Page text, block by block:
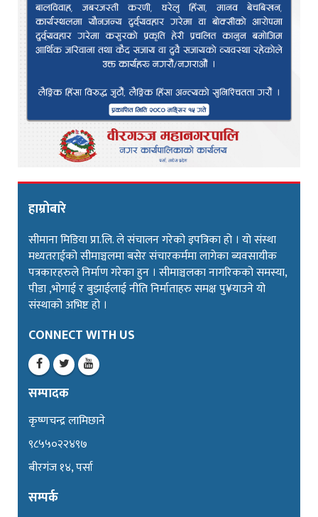
हाम्रोबारे
सीमाना मिडिया प्रा.लि. ले संचालन गरेको इपत्रिका हो । यो संस्था
मध्यतराईको सीमाञ्चलमा बसेर संचारकर्ममा लागेका ब्यवसायीक
पत्रकारहरुले निर्माण गरेका हुन । सीमाञ्चलका नागरिकको समस्या,
पीडा ,भोगाई र बुझाईलाई नीति निर्माताहरु समक्ष पु¥याउने यो
संस्थाको अभिष्ट हो ।
CONNECT WITH US
सम्पादक
कृष्णचन्द्र लामिछाने
९८५५०२२४९७
बीरगंज १४, पर्सा
सम्पर्क